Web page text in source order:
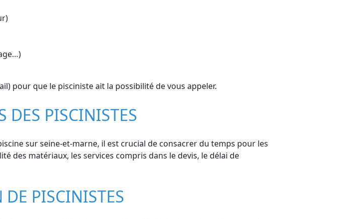
pour que le pisciniste ait la possibilité de vous appeler.
DES PISCINISTES
sur seine-et-marne, il est crucial de consacrer du temps pour les
des matériaux, les services compris dans le devis, le délai de
PISCINISTES